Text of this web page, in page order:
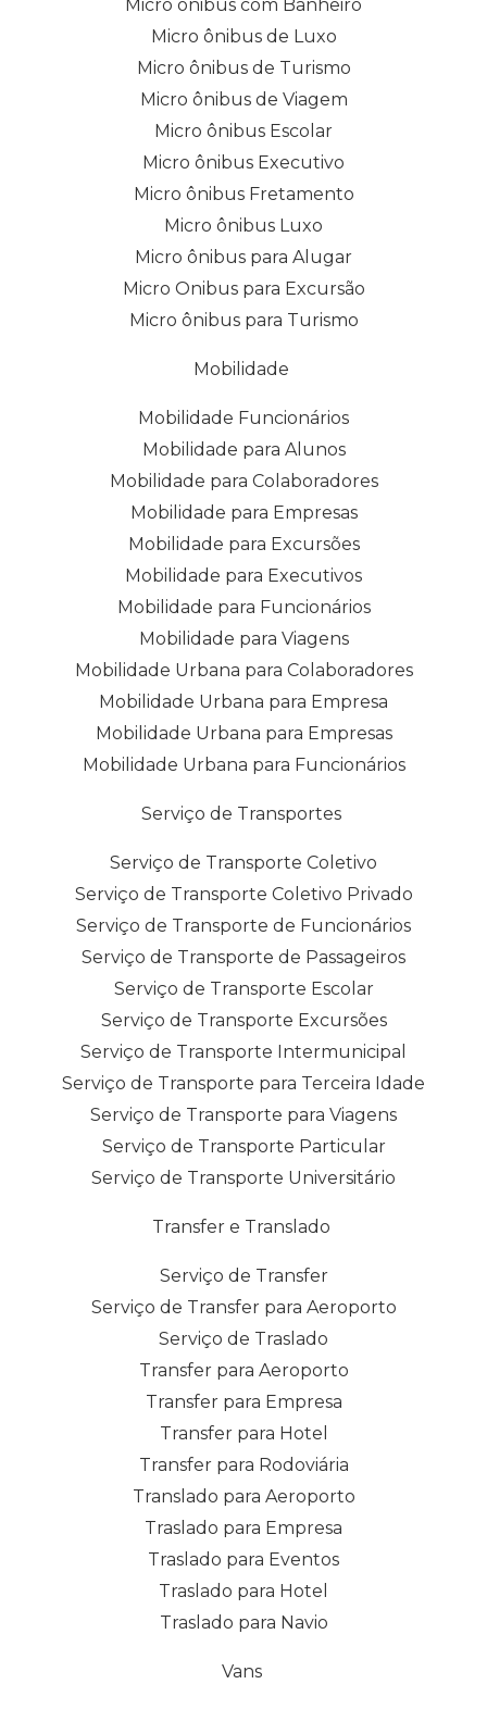
Micro ônibus com Banheiro
Micro ônibus de Luxo
Micro ônibus de Turismo
Micro ônibus de Viagem
Micro ônibus Escolar
Micro ônibus Executivo
Micro ônibus Fretamento
Micro ônibus Luxo
Micro ônibus para Alugar
Micro Onibus para Excursão
Micro ônibus para Turismo
Mobilidade
Mobilidade Funcionários
Mobilidade para Alunos
Mobilidade para Colaboradores
Mobilidade para Empresas
Mobilidade para Excursões
Mobilidade para Executivos
Mobilidade para Funcionários
Mobilidade para Viagens
Mobilidade Urbana para Colaboradores
Mobilidade Urbana para Empresa
Mobilidade Urbana para Empresas
Mobilidade Urbana para Funcionários
Serviço de Transportes
Serviço de Transporte Coletivo
Serviço de Transporte Coletivo Privado
Serviço de Transporte de Funcionários
Serviço de Transporte de Passageiros
Serviço de Transporte Escolar
Serviço de Transporte Excursões
Serviço de Transporte Intermunicipal
Serviço de Transporte para Terceira Idade
Serviço de Transporte para Viagens
Serviço de Transporte Particular
Serviço de Transporte Universitário
Transfer e Translado
Serviço de Transfer
Serviço de Transfer para Aeroporto
Serviço de Traslado
Transfer para Aeroporto
Transfer para Empresa
Transfer para Hotel
Transfer para Rodoviária
Translado para Aeroporto
Traslado para Empresa
Traslado para Eventos
Traslado para Hotel
Traslado para Navio
Vans